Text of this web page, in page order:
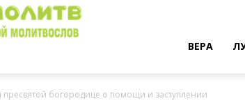
ВЕРА
пресвятой богородице о помощи и заступлении